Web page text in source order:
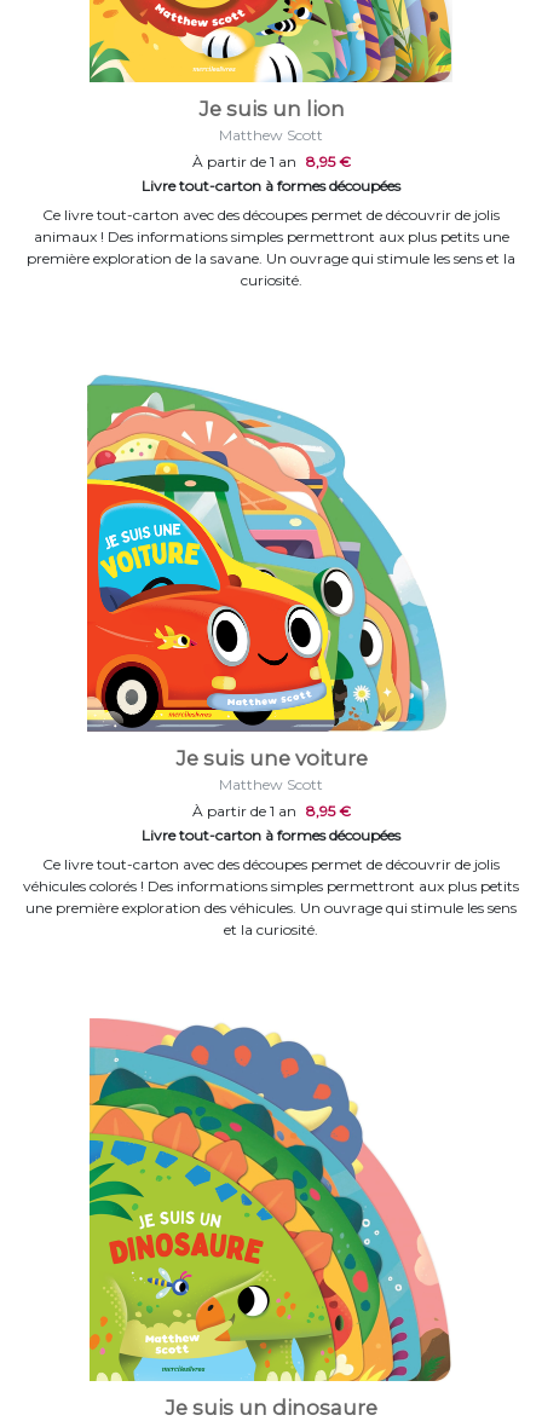
Je suis un lion
Matthew Scott
À partir de 1 an 8,95 €
Livre tout-carton à formes découpées
Ce livre tout-carton avec des découpes permet de découvrir de jolis
animaux ! Des informations simples permettront aux plus petits une
première exploration de la savane. Un ouvrage qui stimule les sens et la
curiosité.
Je suis une voiture
Matthew Scott
À partir de 1 an 8,95 €
Livre tout-carton à formes découpées
Ce livre tout-carton avec des découpes permet de découvrir de jolis
véhicules colorés ! Des informations simples permettront aux plus petits
une première exploration des véhicules. Un ouvrage qui stimule les sens
et la curiosité.
Je suis un dinosaure